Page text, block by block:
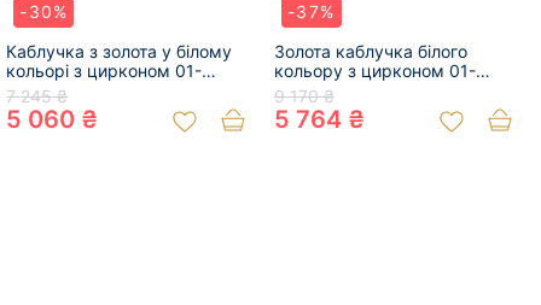
-30%
Каблучка з золота у білому
кольорі з цирконом 01-
19338231
7 245 ₴
5 060 ₴
-37%
Золота каблучка білого
кольору з цирконом 01-
200104726
9 170 ₴
5 764 ₴